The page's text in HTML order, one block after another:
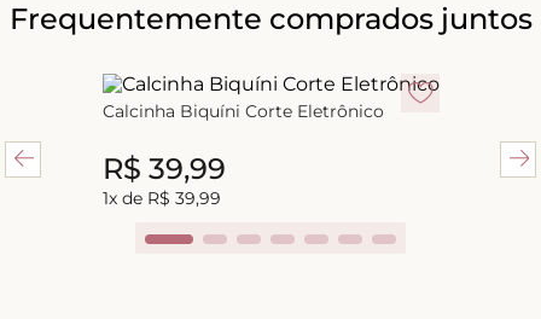
Frequentemente comprados juntos
Calcinha Biquíni Corte Eletrônico
R$ 39,99
1x de R$ 39,99